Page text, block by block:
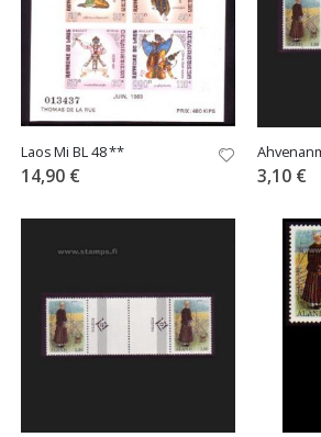
Laos Mi BL 48 **
14,90 € 3,10 €